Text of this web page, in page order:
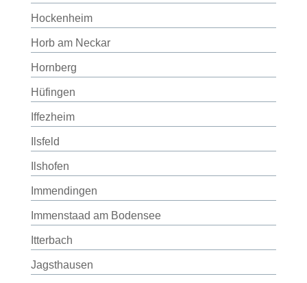
Hockenheim
Horb am Neckar
Hornberg
Hüfingen
Iffezheim
Ilsfeld
Ilshofen
Immendingen
Immenstaad am Bodensee
Itterbach
Jagsthausen